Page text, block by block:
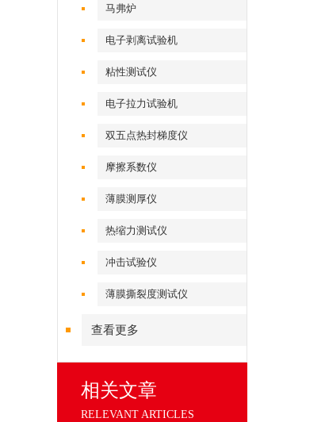
马弗炉
电子剥离试验机
粘性测试仪
电子拉力试验机
双五点热封梯度仪
摩擦系数仪
薄膜测厚仪
热缩力测试仪
冲击试验仪
薄膜撕裂度测试仪
查看更多
相关文章
RELEVANT ARTICLES